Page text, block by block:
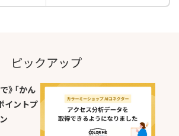
ピックアップ